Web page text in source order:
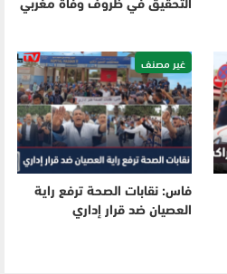
التحقيق في ظروف وفاة مغربي
غير مصنف
فاس: نقابات الصحة ترفع راية
العصيان ضد قرار إداري